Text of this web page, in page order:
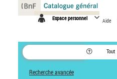
Espace personnel Aide
Tout
Recherche avancée
Panneau de gestion des cookies